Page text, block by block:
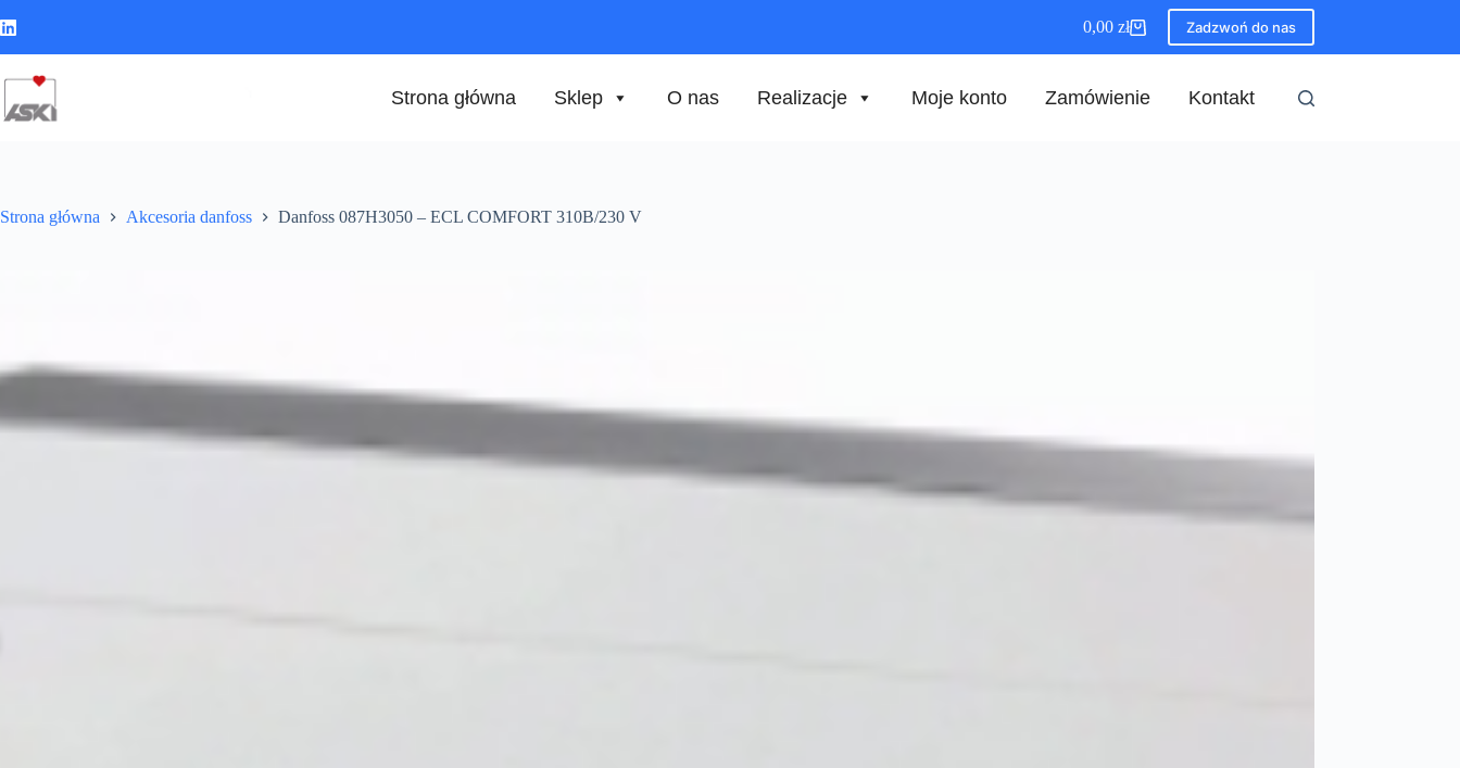
do
Koszyk
0,00 zł Zadzwoń do nas
Strona główna Sklep O nas Realizacje Moje konto Zamówienie Kontakt
Strona główna Akcesoria danfoss Danfoss 087H3050 – ECL COMFORT 310B/230 V